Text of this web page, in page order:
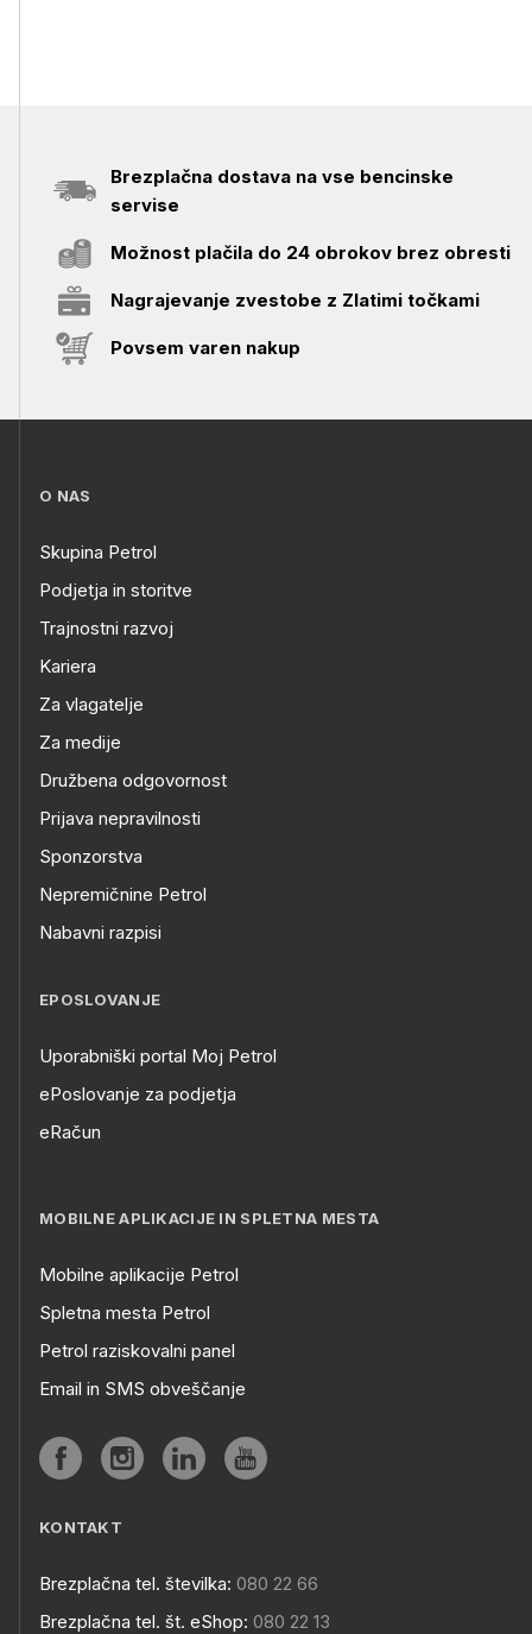
Brezplačna dostava na vse bencinske
servise
Možnost plačila do 24 obrokov brez obresti
Nagrajevanje zvestobe z Zlatimi točkami
Povsem varen nakup
O NAS
Skupina Petrol
Podjetja in storitve
Trajnostni razvoj
Kariera
Za vlagatelje
Za medije
Družbena odgovornost
Prijava nepravilnosti
Sponzorstva
Nepremičnine Petrol
Nabavni razpisi
EPOSLOVANJE
Uporabniški portal Moj Petrol
ePoslovanje za podjetja
eRačun
MOBILNE APLIKACIJE IN SPLETNA MESTA
Mobilne aplikacije Petrol
Spletna mesta Petrol
Petrol raziskovalni panel
Email in SMS obveščanje
KONTAKT
Brezplačna tel. številka: 080 22 66
Brezplačna tel. št. eShop: 080 22 13